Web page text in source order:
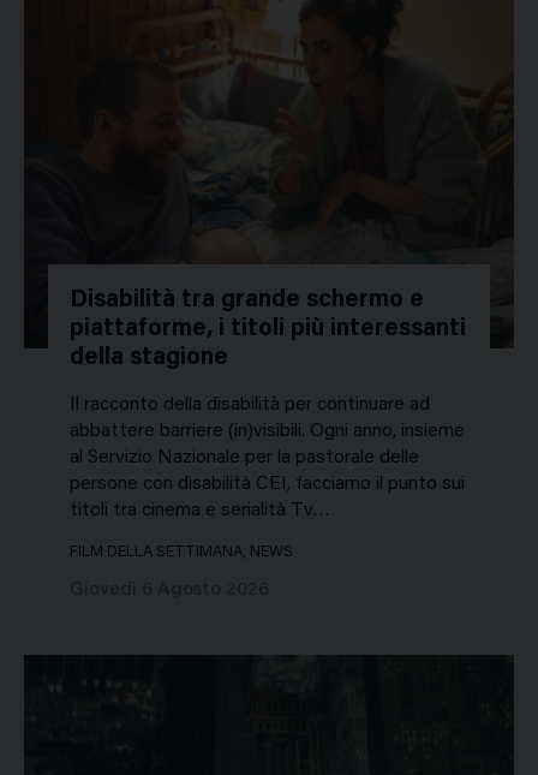
Disabilità tra grande schermo e
piattaforme, i titoli più interessanti
della stagione
Il racconto della disabilità per continuare ad
abbattere barriere (in)visibili. Ogni anno, insieme
al Servizio Nazionale per la pastorale delle
persone con disabilità CEI, facciamo il punto sui
titoli tra cinema e serialità Tv…
FILM DELLA SETTIMANA, NEWS